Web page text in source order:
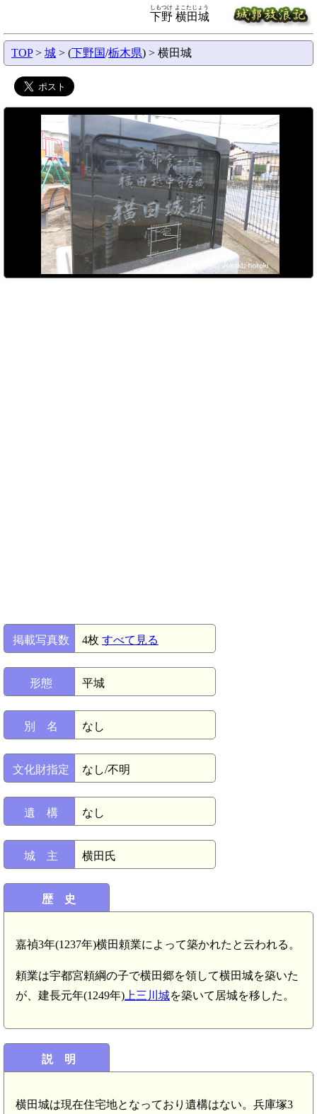
下野 横田城
しもつけ よこたじょう
TOP> 城 > (下野国/栃木県) > 横田城
掲載写真数 4枚 すべて見る
形態 平城
別 名 なし
文化財指定 なし/不明
遺 構 なし
城 主 横田氏
歴 史
嘉禎3年(1237年)横田頼業によって築かれたと云われる。
頼業は宇都宮頼綱の子で横田郷を領して横田城を築いた
が、建長元年(1249年) 上三川城を築いて居城を移した。
説 明
横田城は現在住宅地となっており遺構はない。兵庫塚3